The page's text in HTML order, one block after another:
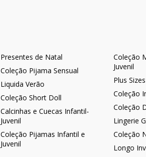
Presentes de Natal
Coleção Pijama Sensual
Liquida Verão
Coleção Short Doll
Calcinhas e Cuecas Infantil-
Juvenil
Coleção Pijamas Infantil e
Juvenil
Coleção
Juvenil
Plus
Coleção
Coleção
Lingerie
Coleção
Longo